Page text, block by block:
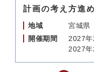
計画の考え方進
地域
宮城県
開催期間
2027年
2027年